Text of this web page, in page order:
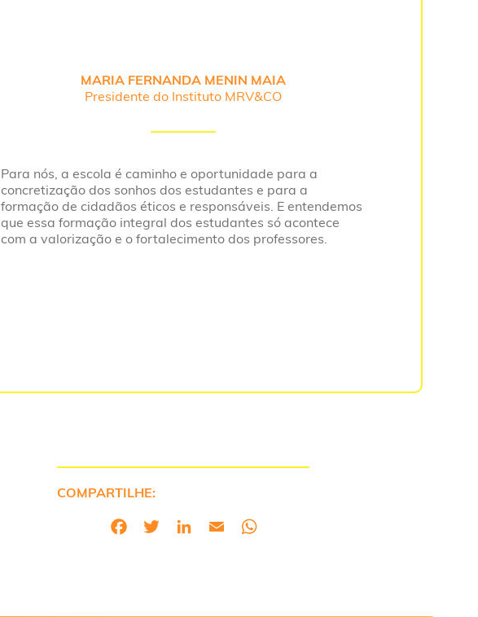
MARIA FERNANDA MENIN MAIA
Presidente do Instituto MRV&CO
Para nós, a escola é caminho e oportunidade para a
concretização dos sonhos dos estudantes e para a
formação de cidadãos éticos e responsáveis. E entendemos
que essa formação integral dos estudantes só acontece
com a valorização e o fortalecimento dos professores.
COMPARTILHE: